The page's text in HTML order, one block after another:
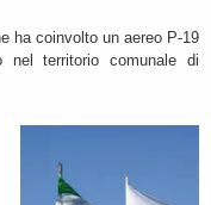
ha coinvolto un aereo P-19
nel territorio comunale di